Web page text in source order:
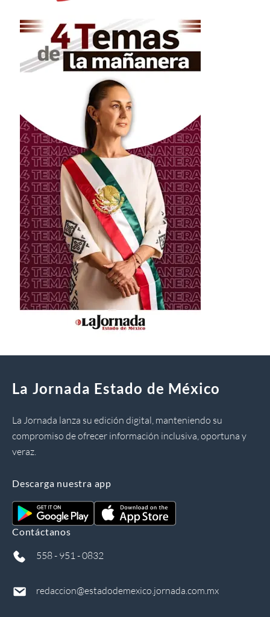
La Jornada Estado de México
La Jornada lanza su edición digital, manteniendo su
compromiso de ofrecer información inclusiva, oportuna y
veraz.
Descarga nuestra app
Contáctanos
558 - 951 - 0832
redaccion@estadodemexico.jornada.com.mx